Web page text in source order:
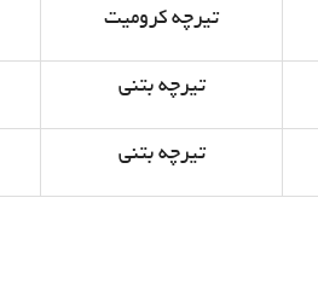
تیرچه کرومیت
تیرچه بتنی
تیرچه بتنی